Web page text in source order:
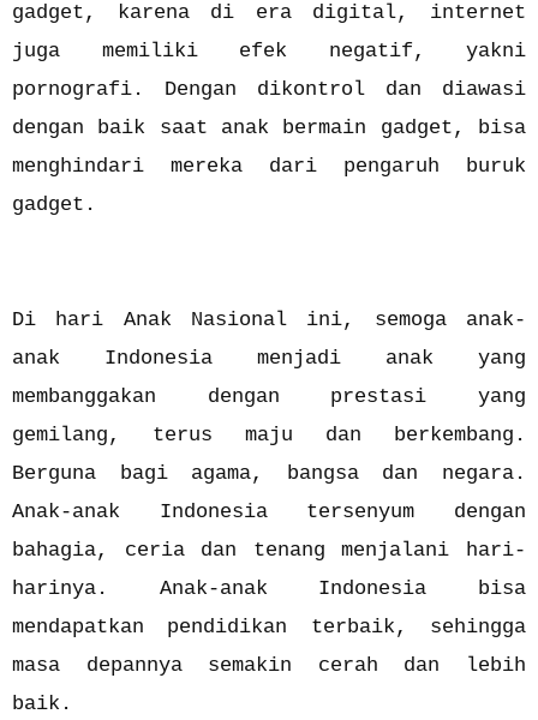
gadget, karena di era digital, internet
juga memiliki efek negatif, yakni
pornografi. Dengan dikontrol dan diawasi
dengan baik saat anak bermain gadget, bisa
menghindari mereka dari pengaruh buruk
gadget.
Di hari Anak Nasional ini, semoga anak-
anak Indonesia menjadi anak yang
membanggakan dengan prestasi yang
gemilang, terus maju dan berkembang.
Berguna bagi agama, bangsa dan negara.
Anak-anak Indonesia tersenyum dengan
bahagia, ceria dan tenang menjalani hari-
harinya. Anak-anak Indonesia bisa
mendapatkan pendidikan terbaik, sehingga
masa depannya semakin cerah dan lebih
baik.